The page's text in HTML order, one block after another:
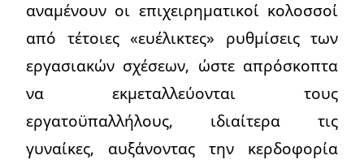
αναμένουν οι επιχειρηματικοί κολοσσοί
από τέτοιες «ευέλικτες» ρυθμίσεις των
εργασιακών σχέσεων, ώστε απρόσκοπτα
να εκμεταλλεύονται τους
εργατοϋπαλλήλους, ιδιαίτερα τις
γυναίκες, αυξάνοντας την κερδοφορία